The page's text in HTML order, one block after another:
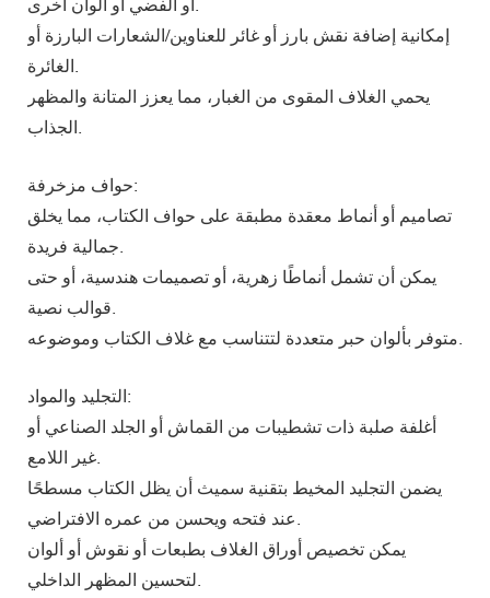
إمكانية إضافة نقش بارز أو غائر للعناوين/الشعارات البارزة أو
يحمي الغلاف المقوى من الغبار، مما يعزز المتانة والمظهر
حواف مزخرفة:
تصاميم أو أنماط معقدة مطبقة على حواف الكتاب، مما يخلق
يمكن أن تشمل أنماطًا زهرية، أو تصميمات هندسية، أو حتى
التجليد والمواد:
أغلفة صلبة ذات تشطيبات من القماش أو الجلد الصناعي أو
يضمن التجليد المخيط بتقنية سميث أن يظل الكتاب مسطحًا
يمكن تخصيص أوراق الغلاف بطبعات أو نقوش أو ألوان